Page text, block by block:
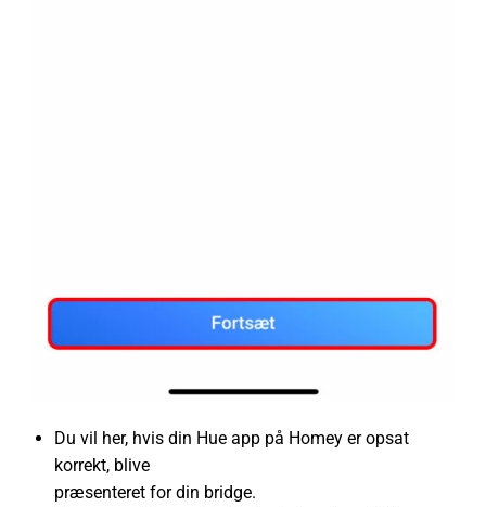
Du vil her, hvis din Hue app på Homey er opsat
korrekt, blive
præsenteret for din bridge.